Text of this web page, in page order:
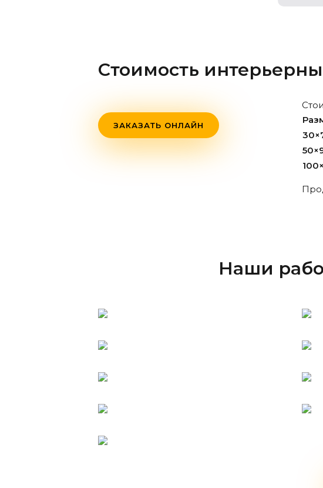
Стоимость
ЗАКАЗАТЬ ОНЛАЙН
Наши